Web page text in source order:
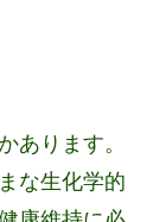
あります。
な生化学的